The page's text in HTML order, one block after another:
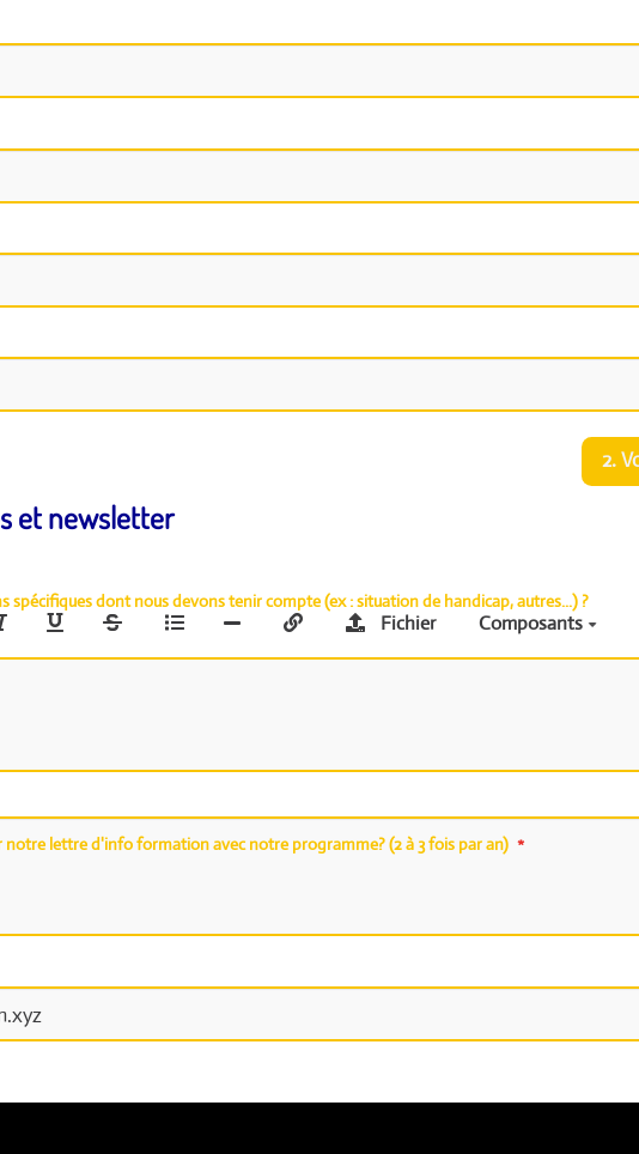
2.
et newsletter
spécifiques dont nous devons tenir compte (ex : situation de handicap, autres...) ?
Fichier Composants
notre lettre d'info formation avec notre programme? (2 à 3 fois par an)